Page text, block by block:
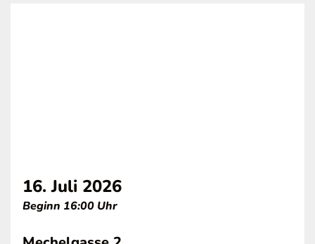
16. Juli 2026
Beginn 16:00 Uhr